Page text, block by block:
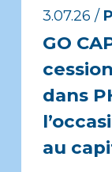
3.07.26 /
GO
dans
au